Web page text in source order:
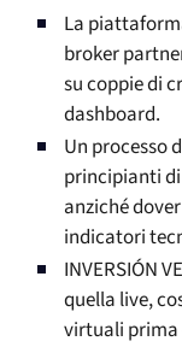
La
broker
su coppie di
dashboard.
Un processo
principianti
anziché
indicatori
INVERSIÓN
quella live,
virtuali prima